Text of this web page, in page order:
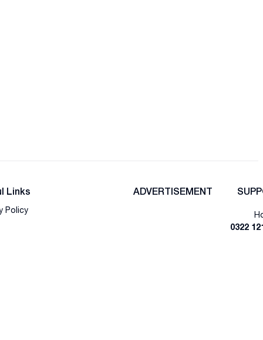
ADVERTISEMENT
Links
Policy
0322